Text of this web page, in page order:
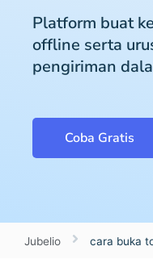
Platform buat
offline serta
pengiriman
Coba Gratis
Jubelio cara buka